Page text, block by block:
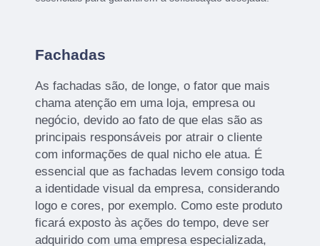
Fachadas
As fachadas são, de longe, o fator que mais
chama atenção em uma loja, empresa ou
negócio, devido ao fato de que elas são as
principais responsáveis por atrair o cliente
com informações de qual nicho ele atua. É
essencial que as fachadas levem consigo toda
a identidade visual da empresa, considerando
logo e cores, por exemplo. Como este produto
ficará exposto às ações do tempo, deve ser
adquirido com uma empresa especializada,